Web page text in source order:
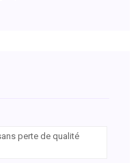
perte de qualité